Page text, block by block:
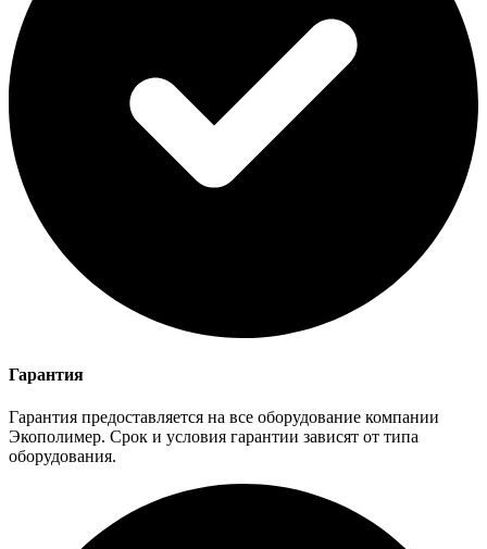
Гарантия
Гарантия предоставляется на все оборудование компании
Экополимер. Срок и условия гарантии зависят от типа
оборудования.